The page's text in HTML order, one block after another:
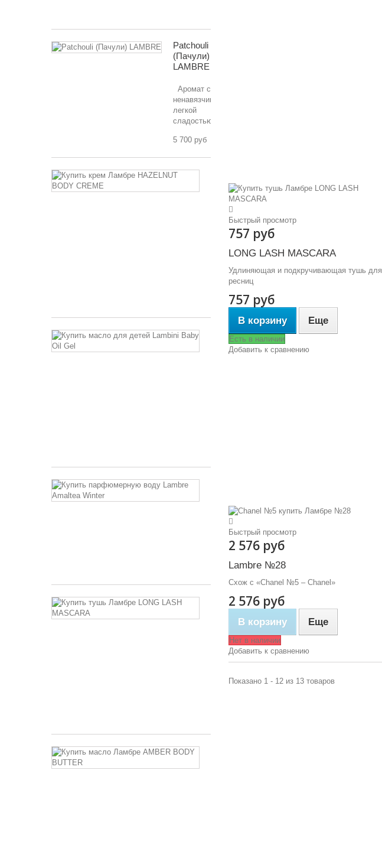
Patchouli
(Пачули)
LAMBRE
Аромат с
ненавязчивой,
легкой
сладостью
5 700 руб
BODY
CREME
ореховым
ароматом.
4 970 руб
Lambini
Baby
Семейство
ароматов -
цветочно
ориентальные
7 465 руб
LONG
LASH
MASCARA
Удлиняющая
Быстрый просмотр
757 руб
LONG LASH MASCARA
Удлиняющая и подкручивающая тушь для
ресниц
757 руб
В корзину Еще
Есть в наличии
Добавить к сравнению
Быстрый просмотр
2 576 руб
Lambre №28
Схож с «Chanel №5 – Chanel»
2 576 руб
В корзину Еще
Нет в наличии
Добавить к сравнению
Показано 1 - 12 из 13 товаров